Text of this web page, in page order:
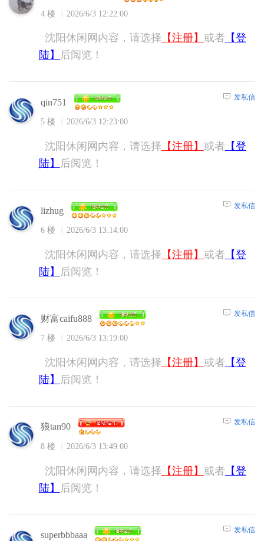
4 楼 2026/6/3 12:22:00
沈阳休闲网内容，请选择 【注册】 或者 【登
陆】
后阅览！
qin751
5 楼 2026/6/3 12:23:00
发私信
沈阳休闲网内容，请选择 【注册】 或者 【登
陆】
后阅览！
lizhug
6 楼 2026/6/3 13:14:00
发私信
沈阳休闲网内容，请选择 【注册】 或者 【登
陆】
后阅览！
财富caifu888
7 楼 2026/6/3 13:19:00
发私信
沈阳休闲网内容，请选择 【注册】 或者 【登
陆】
后阅览！
狼tan90
8 楼 2026/6/3 13:49:00
发私信
沈阳休闲网内容，请选择 【注册】 或者 【登
陆】
后阅览！
superbbbaaa 发私信